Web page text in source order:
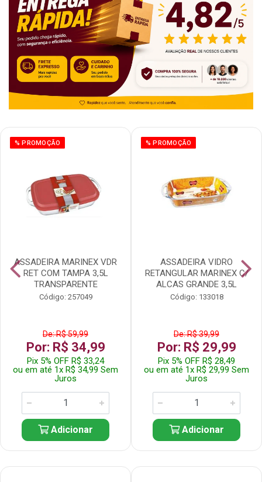
% PROMOÇÃO
ASSADEIRA MARINEX VDR
RET COM TAMPA 3,5L
TRANSPARENTE
Código: 257049
De: R$ 59,99
Por: R$ 34,99
Pix 5% OFF R$ 33,24
ou em até 1x R$ 34,99 Sem
Juros
Adicionar
% PROMOÇÃO
ASSADEIRA VIDRO
RETANGULAR MARINEX C/
ALCAS GRANDE 3,5L
Código: 133018
De: R$ 39,99
Por: R$ 29,99
Pix 5% OFF R$ 28,49
ou em até 1x R$ 29,99 Sem
Juros
Adicionar